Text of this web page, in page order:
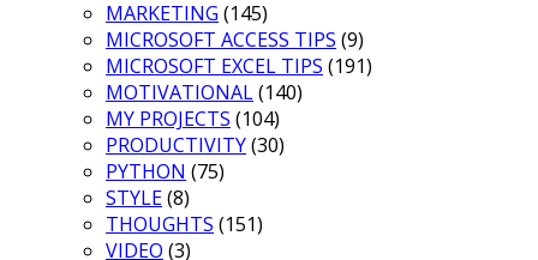
MARKETING (145)
MICROSOFT ACCESS TIPS (9)
MICROSOFT EXCEL TIPS (191)
MOTIVATIONAL(140)
MY PROJECTS (104)
PRODUCTIVITY(30)
PYTHON (75)
STYLE(8)
THOUGHTS (151)
VIDEO (3)